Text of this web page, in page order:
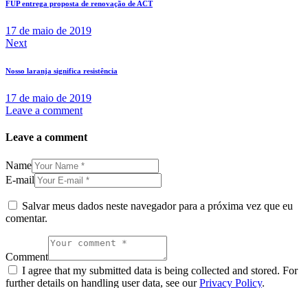
FUP entrega proposta de renovação de ACT
17 de maio de 2019
Next
Nosso laranja significa resistência
17 de maio de 2019
Leave a comment
Leave a comment
Name
E-mail
Salvar meus dados neste navegador para a próxima vez que eu
comentar.
Comment
I agree that my submitted data is being collected and stored. For
further details on handling user data, see ourPrivacy Policy.